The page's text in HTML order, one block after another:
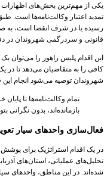
یکی از مهم‌ترین بخش‌های اظهارات
تمدید اعتبار وکالت‌نامه‌ها است.
قانونی و سردرگمی شهروندان در
این اقدام پلیس راهور را
کافی را به متقاضیان می‌دهد تا در
شهروندان توصیه می‌شود انجام این
تمام وکالت‌نامه‌ها تا
بازمانده‌اند، بدون نگرانی
فعال‌سازی واحدهای سیار
در یک اقدام استراتژیک برای
تحلیل‌های عملیاتی، استان‌های
شده‌اند. در این مناطق، واحدهای